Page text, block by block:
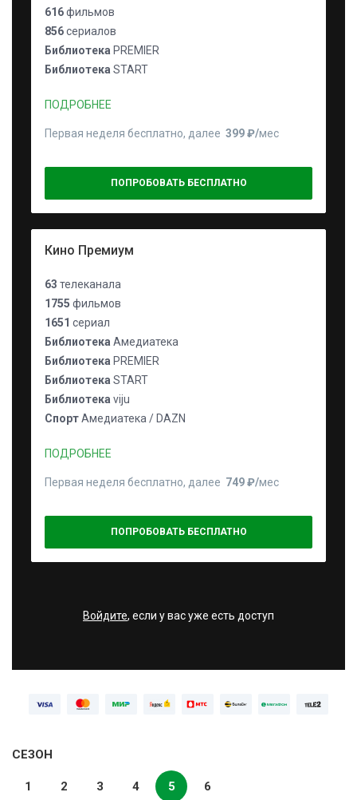
616фильмов
856сериалов
Библиотека PREMIER
Библиотека START
ПОДРОБНЕЕ
Первая неделя бесплатно, далее 399 ₽⁠/⁠мес
ПОПРОБОВАТЬ БЕСПЛАТНО
Кино Премиум
63 телеканала
1755 фильмов
1651 сериал
Библиотека Амедиатека
Библиотека PREMIER
Библиотека START
Библиотека viju
СпортАмедиатека / DAZN
ПОДРОБНЕЕ
Первая неделя бесплатно, далее 749 ₽⁠/⁠мес
ПОПРОБОВАТЬ БЕСПЛАТНО
Войдите, если у вас уже есть доступ
СЕЗОН
1 2 3 4 5 6